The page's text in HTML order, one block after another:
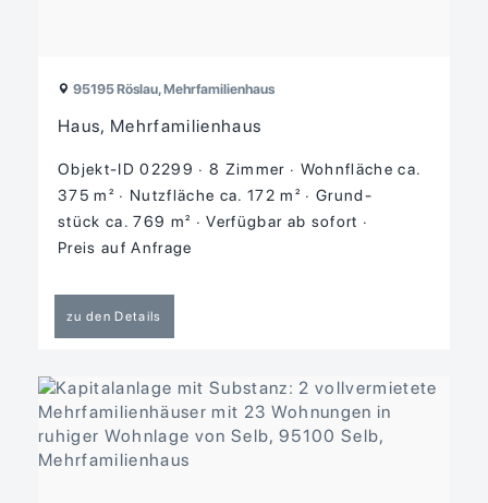
95195 Röslau, Mehrfamilienhaus
Haus, Mehrfamilienhaus
Objekt-ID 02299 8 Zimmer
Wohnfläche ca.
375 m²
Nutzfläche ca. 172 m²
Grund­
stück ca. 769 m²
Verfügbar ab sofort
Preis auf Anfrage
zu den Details